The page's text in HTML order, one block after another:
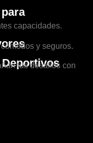
capacidades.
y seguros.
tus desafíos con